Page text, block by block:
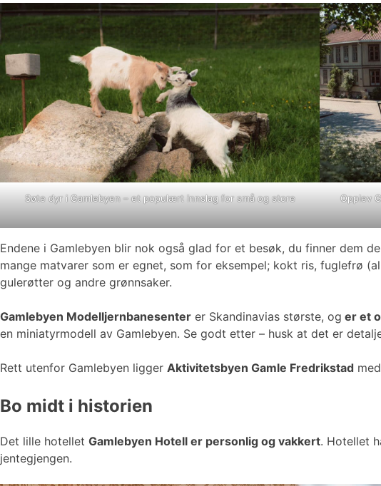
Søte dyr i Gamlebyen – et populært innslag for små og store
Opplev
Endene i Gamlebyen blir nok også glad for et besøk, du finner dem
mange matvarer som er egnet, som for eksempel; kokt ris, fuglefrø
gulerøtter og andre grønnsaker.
Gamlebyen Modelljernbanesenter er Skandinavias største, og er et
en miniatyrmodell av Gamlebyen. Se godt etter – husk at det er
Rett utenfor Gamlebyen ligger Aktivitetsbyen Gamle Fredrikstad
Bo midt i historien
Det lille hotellet Gamlebyen Hotell er personlig og vakkert. Hotellet
jentegjengen.